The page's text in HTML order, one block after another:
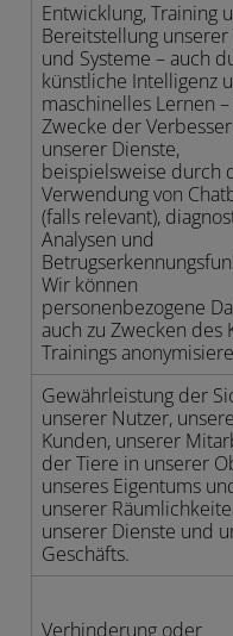
Entwicklung, Training
Bereitstellung unserer
und Systeme – auch
künstliche Intelligenz
maschinelles Lernen –
Zwecke der
unserer Dienste,
beispielsweise durch
Verwendung von
(falls relevant),
Analysen und
Wir können
personenbezogene
auch zu Zwecken des
Trainings
Gewährleistung der
unserer Nutzer,
Kunden, unserer
der Tiere in unserer
unseres Eigentums
unserer
unserer Dienste und
Geschäfts.
Verhinderung oder